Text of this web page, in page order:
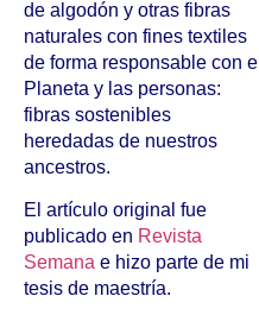
de algodón y otras fibras
naturales con fines textiles
de forma responsable con el
Planeta y las personas:
fibras sostenibles
heredadas de nuestros
ancestros.
El artículo original fue
publicado en Revista
Semana e hizo parte de mi
tesis de maestría.